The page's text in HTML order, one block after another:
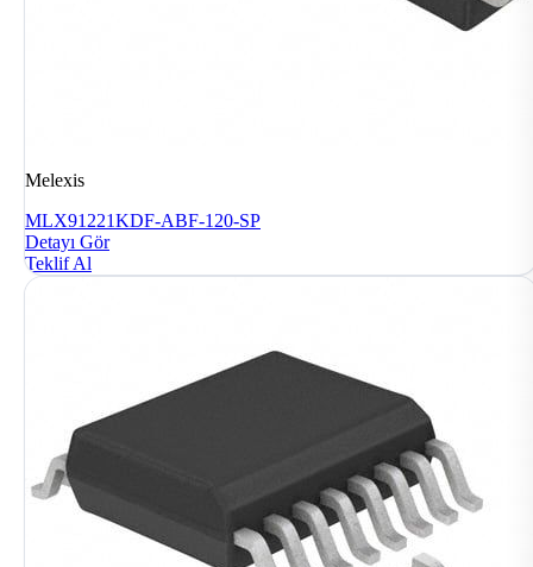
Melexis
MLX91221KDF-ABF-120-SP
Detayı Gör
Teklif Al